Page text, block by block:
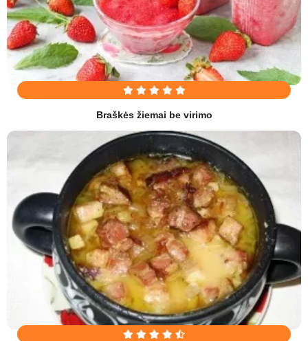
Braškės žiemai be virimo